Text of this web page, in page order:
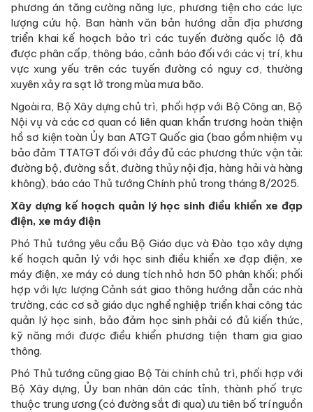
phương án tăng cường năng lực, phương tiện cho các lực
lượng cứu hộ. Ban hành văn bản hướng dẫn địa phương
triển khai kế hoạch bảo trì các tuyến đường quốc lộ đã
được phân cấp, thông báo, cảnh báo đối với các vị trí, khu
vực xung yếu trên các tuyến đường có nguy cơ, thường
xuyên xảy ra sạt lở trong mùa mưa bão.
Ngoài ra, Bộ Xây dựng chủ trì, phối hợp với Bộ Công an, Bộ
Nội vụ và các cơ quan có liên quan khẩn trương hoàn thiện
hồ sơ kiện toàn Ủy ban ATGT Quốc gia (bao gồm nhiệm vụ
bảo đảm TTATGT đối với đầy đủ các phương thức vận tải:
đường bộ, đường sắt, đường thủy nội địa, hàng hải và hàng
không), báo cáo Thủ tướng Chính phủ trong tháng 8/2025.
Xây dựng kế hoạch quản lý học sinh điều khiển xe đạp
điện, xe máy điện
Phó Thủ tướng yêu cầu Bộ Giáo dục và Đào tạo xây dựng
kế hoạch quản lý với học sinh điều khiển xe đạp điện, xe
máy điện, xe máy có dung tích nhỏ hơn 50 phân khối; phối
hợp với lực lượng Cảnh sát giao thông hướng dẫn các nhà
trường, các cơ sở giáo dục nghề nghiệp triển khai công tác
quản lý học sinh, bảo đảm học sinh phải có đủ kiến thức,
kỹ năng mới được điều khiển phương tiện tham gia giao
thông.
Phó Thủ tướng cũng giao Bộ Tài chính chủ trì, phối hợp với
Bộ Xây dựng, Ủy ban nhân dân các tỉnh, thành phố trực
thuộc trung ương (có đường sắt đi qua) ưu tiên bố trí nguồn